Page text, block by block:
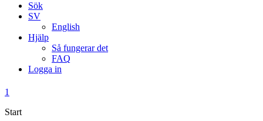
Sök
SV
English
Hjälp
Så fungerar det
FAQ
Logga in
1
Start